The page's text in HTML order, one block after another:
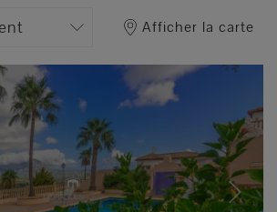
Afficher la carte
Next